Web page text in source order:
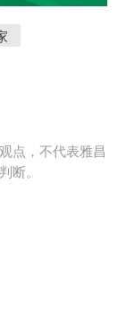
点，不代表雅昌
。